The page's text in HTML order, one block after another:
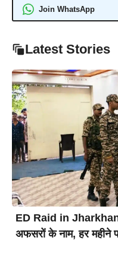
Join WhatsApp
Latest Stories
ED Raid in
अफसरों के नाम, हर महीने